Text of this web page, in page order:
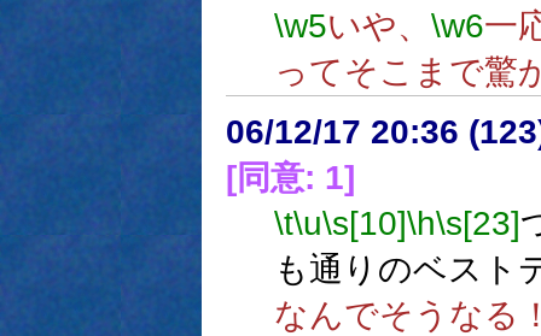
\w5いや、 \w6一
ってそこまで驚
06/12/17 20:36
[同意: 1]
\t\u\s[10]\h\s[23]
も通りのベスト
なんでそうなる